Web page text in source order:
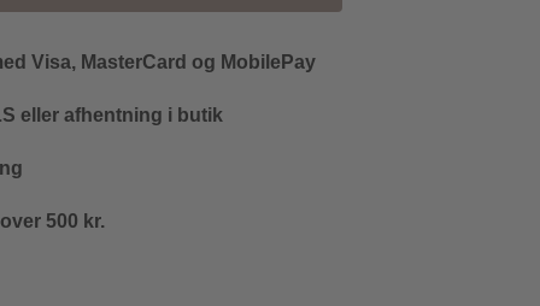
Visa, MasterCard og MobilePay
eller afhentning i butik
500 kr.